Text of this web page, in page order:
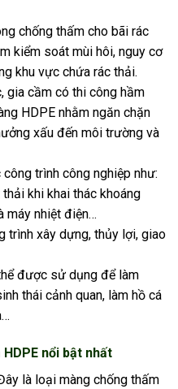
chống thấm cho bãi rác
kiểm soát mùi hôi, nguy cơ
khu vực chứa rác thải.
gia cầm có thi công hầm
HDPE nhằm ngăn chặn
xấu đến môi trường và
trình công nghiệp như:
khi khai thác khoáng
máy nhiệt điện…
trình xây dựng, thủy lợi, giao
được sử dụng để làm
thái cảnh quan, làm hồ cá
nổi bật nhất
là loại màng chống thấm